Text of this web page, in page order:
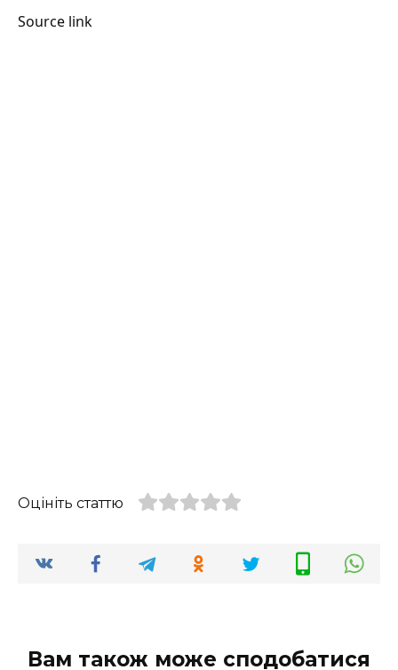
Source link
Оцініть статтю
Вам також може сподобатися